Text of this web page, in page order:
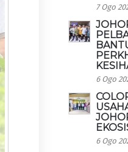
7 Ogo
6 Ogo
6 Ogo